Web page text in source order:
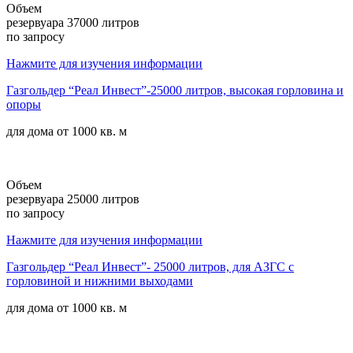
Объем
резервуара 37000 литров
по запросу
Нажмите для изучения информации
Газгольдер “Реал Инвест”-25000 литров, высокая горловина и
опоры
для дома от 1000 кв. м
Объем
резервуара 25000 литров
по запросу
Нажмите для изучения информации
Газгольдер “Реал Инвест”- 25000 литров, для АЗГС с
горловиной и нижними выходами
для дома от 1000 кв. м